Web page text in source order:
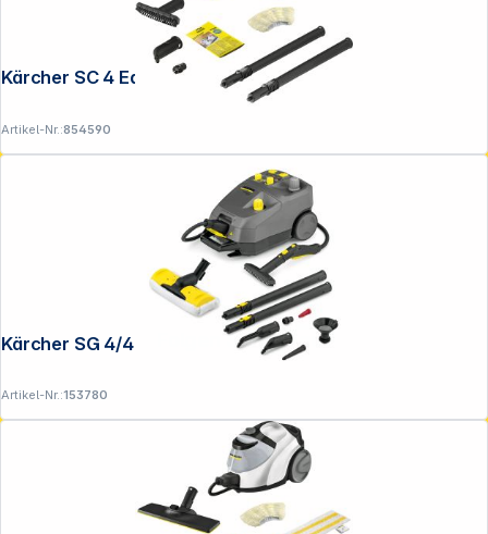
Kärcher SC 4 EasyFix
Artikel-Nr.:854590
Kärcher SG 4/4
Artikel-Nr.:153780
Folgen Sie uns auf